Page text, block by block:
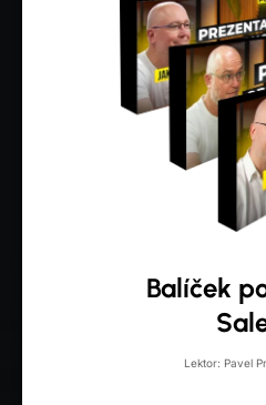
Balíček
Lektor: Pavel